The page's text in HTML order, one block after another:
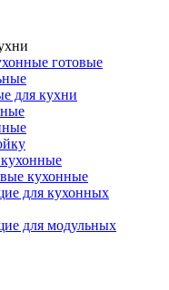
готовые
для кухни
кухонные
для кухонных
для модульных